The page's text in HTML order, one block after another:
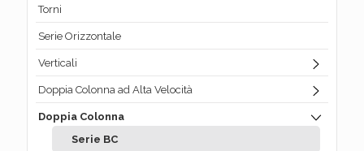
Torni
Serie Orizzontale
Verticali
Doppia Colonna ad Alta Velocità
Doppia Colonna
Serie BC